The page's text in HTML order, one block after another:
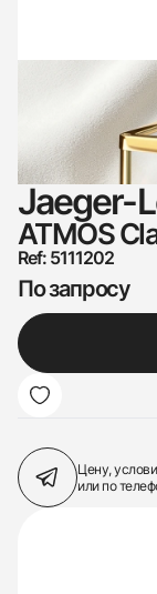
Jaeger-
ATMOS
Ref: 5111202
По запросу
Цену,
или по